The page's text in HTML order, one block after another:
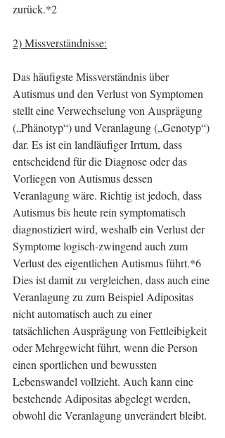
zurück.*2
2) Missverständnisse:
Das häufigste Missverständnis über
Autismus und den Verlust von Symptomen
stellt eine Verwechselung von Ausprägung
(„Phänotyp“) und Veranlagung („Genotyp“)
dar. Es ist ein landläufiger Irrtum, dass
entscheidend für die Diagnose oder das
Vorliegen von Autismus dessen
Veranlagung wäre. Richtig ist jedoch, dass
Autismus bis heute rein symptomatisch
diagnostiziert wird, weshalb ein Verlust der
Symptome logisch-zwingend auch zum
Verlust des eigentlichen Autismus führt.*6
Dies ist damit zu vergleichen, dass auch eine
Veranlagung zu zum Beispiel Adipositas
nicht automatisch auch zu einer
tatsächlichen Ausprägung von Fettleibigkeit
oder Mehrgewicht führt, wenn die Person
einen sportlichen und bewussten
Lebenswandel vollzieht. Auch kann eine
bestehende Adipositas abgelegt werden,
obwohl die Veranlagung unverändert bleibt.